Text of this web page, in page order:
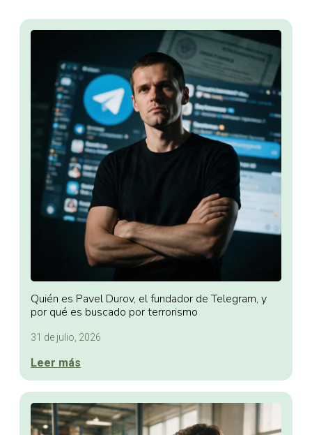
Quién es Pavel Durov, el fundador de Telegram, y
por qué es buscado por terrorismo
31 de julio, 2026
Leer más